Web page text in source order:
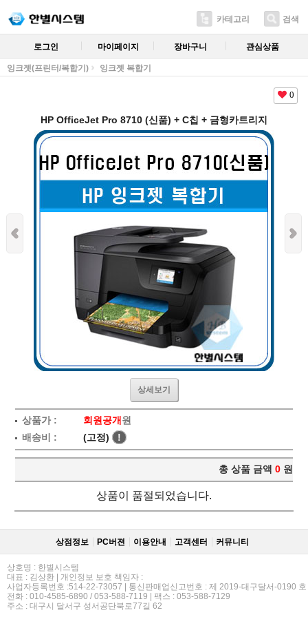
카테고리 검색
로그인 마이페이지 장바구니 관심상품
잉크젯(프린터/복합기) 잉크젯 복합기
0
HP OfficeJet Pro 8710 (신품) + C칩 + 금형카트리지
상세보기
상품가 : 회원공개 원
배송비 :
(고정) !
총 상품 금액 0 원
상품이 품절되었습니다.
상점정보 PC버젼 이용안내 고객센터 커뮤니티
상호명 : 한별시스템
대표 : 김상환 | 개인정보 보호 책임자 :
사업자등록번호 :514-22-73057 | 통신판매업신고번호 : 제 2019-대구달서-0190 호
전화 : 010-4585-6890 / 053-588-7119 | 팩스 : 053-588-7129
주소 : 대구시 달서구 성서공단북로77길 62